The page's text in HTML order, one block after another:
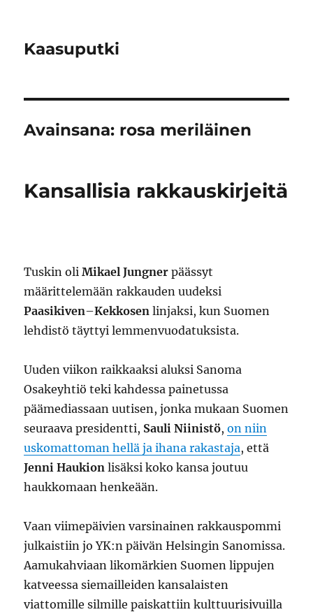
Kaasuputki
Avainsana: rosa meriläinen
Kansallisia rakkauskirjeitä
Tuskin oliMikael Jungner päässyt
määrittelemään rakkauden uudeksi
Paasikiven–Kekkosen linjaksi, kun Suomen
lehdistö täyttyi lemmenvuodatuksista.
Uuden viikon raikkaaksi aluksi Sanoma
Osakeyhtiö teki kahdessa painetussa
päämediassaan uutisen, jonka mukaan Suomen
seuraava presidentti, Sauli Niinistö,on niin
uskomattoman hellä ja ihana rakastaja, että
Jenni Haukion lisäksi koko kansa joutuu
haukkomaan henkeään.
Vaan viimepäivien varsinainen rakkauspommi
julkaistiin jo YK:n päivän Helsingin Sanomissa.
Aamukahviaan likomärkien Suomen lippujen
katveessa siemailleiden kansalaisten
viattomille silmille paiskattiin kulttuurisivuilla